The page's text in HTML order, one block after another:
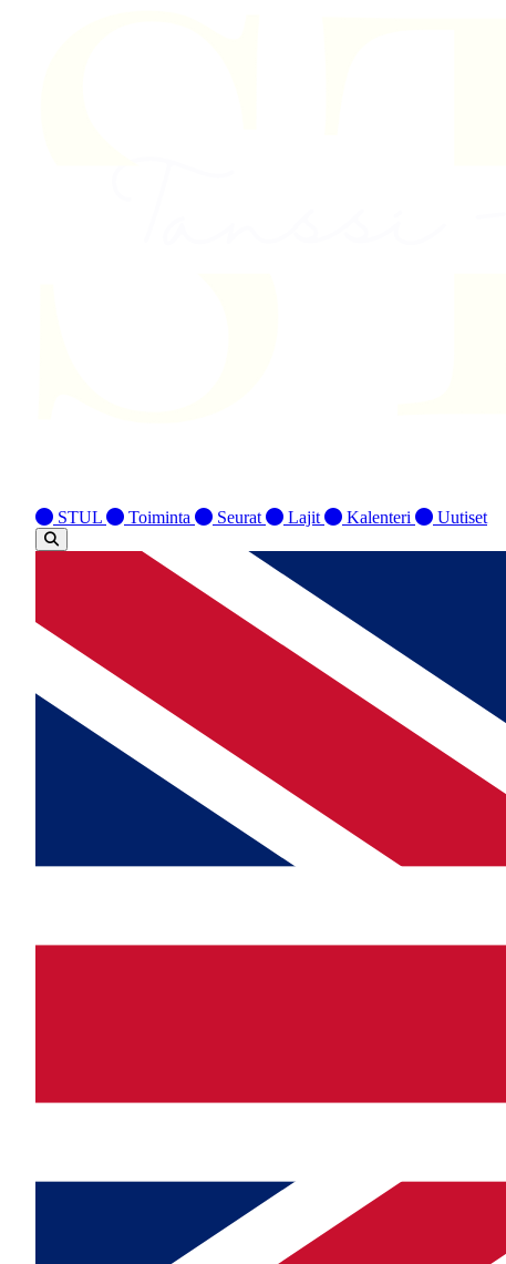
STUL Toiminta Seurat Lajit Kalenteri Uutiset